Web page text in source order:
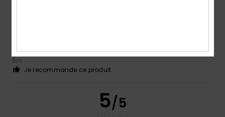
Rapport qualité / prix: 3/5 Taille: PetitMatière: 4/5 Coloris:
5/5
Je recommande ce produit
5/5